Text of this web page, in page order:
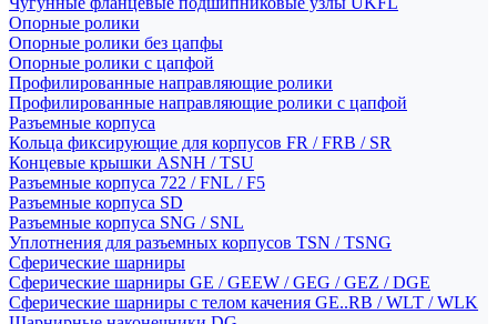
Опорные ролики
Опорные ролики без цапфы
Опорные ролики с цапфой
Профилированные направляющие ролики
Профилированные направляющие ролики с цапфой
Разъемные корпуса
Кольца фиксирующие для корпусов FR / FRB / SR
Концевые крышки ASNH / TSU
Разъемные корпуса 722 / FNL / F5
Разъемные корпуса SD
Разъемные корпуса SNG / SNL
Уплотнения для разъемных корпусов TSN / TSNG
Сферические шарниры
Сферические шарниры GE / GEEW / GEG / GEZ / DGE
Сферические шарниры с телом качения GE..RB / WLT / WLK